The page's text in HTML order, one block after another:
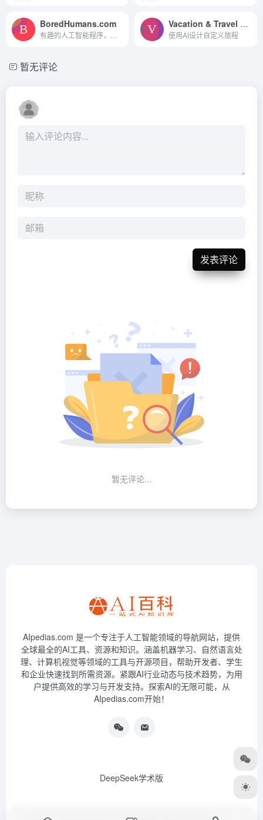
BoredHumans.com Vacation & Travel Chat (GPT)
使用AI设计自定义旅程
暂无评论
发表评论
暂无评论...
AIpedias.com 是一个专注于人工智能领域的导航网站，提供
全球最全的AI工具、资源和知识。涵盖机器学习、自然语言处
理、计算机视觉等领域的工具与开源项目，帮助开发者、学生
和企业快速找到所需资源。紧跟AI行业动态与技术趋势，为用
户提供高效的学习与开发支持。探索AI的无限可能，从
AIpedias.com开始！
DeepSeek学术版